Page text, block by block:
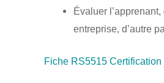
Évaluer
entreprise, d’autre
Fiche RS5515 Certification